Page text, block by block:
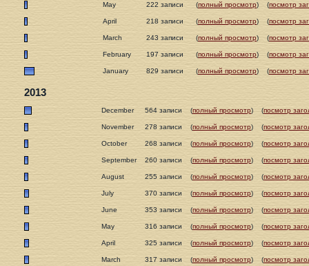
May 222 записи (полный просмотр) (посмотр
April 218 записи (полный просмотр) (посмотр
March 243 записи (полный просмотр) (посмотр
February 197 записи (полный просмотр) (посмотр
January 829 записи (полный просмотр) (посмотр
2013
December 564 записи (полный просмотр) (посмотр
November 278 записи (полный просмотр) (посмотр
October 268 записи (полный просмотр) (посмотр
September 260 записи (полный просмотр) (посмотр
August 255 записи (полный просмотр) (посмотр
July 370 записи (полный просмотр) (посмотр
June 353 записи (полный просмотр) (посмотр
May 316 записи (полный просмотр) (посмотр
April 325 записи (полный просмотр) (посмотр
March 317 записи (полный просмотр) (посмотр